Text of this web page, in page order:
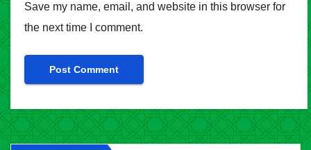
Save my name, email, and website in this browser for
the next time I comment.